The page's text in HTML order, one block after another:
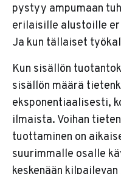
pystyy ampumaan
erilaisille alustoille
Ja kun tällaiset
Kun sisällön
sisällön määrä
eksponentiaalisesti,
ilmaista. Voihan
tuottaminen on
suurimmalle osalle